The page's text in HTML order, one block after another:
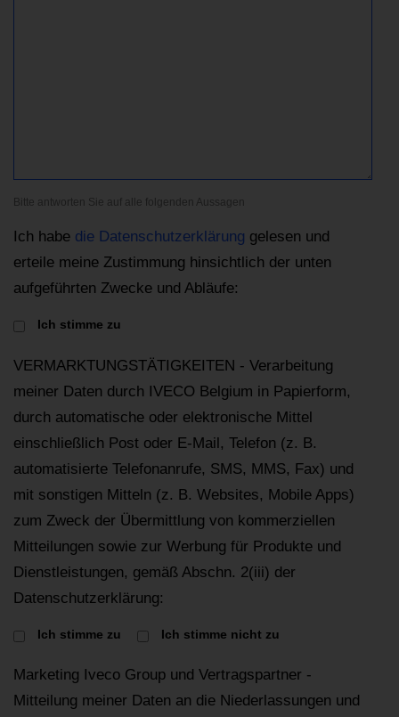
Bitte antworten Sie auf alle folgenden Aussagen
Ich habe die Datenschutzerklärung gelesen und
erteile meine Zustimmung hinsichtlich der unten
aufgeführten Zwecke und Abläufe:
Ich stimme zu
VERMARKTUNGSTÄTIGKEITEN - Verarbeitung
meiner Daten durch IVECO Belgium in Papierform,
durch automatische oder elektronische Mittel
einschließlich Post oder E-Mail, Telefon (z. B.
automatisierte Telefonanrufe, SMS, MMS, Fax) und
mit sonstigen Mitteln (z. B. Websites, Mobile Apps)
zum Zweck der Übermittlung von kommerziellen
Mitteilungen sowie zur Werbung für Produkte und
Dienstleistungen, gemäß Abschn. 2(iii) der
Datenschutzerklärung:
Ich stimme zu Ich stimme nicht zu
Marketing Iveco Group und Vertragspartner -
Mitteilung meiner Daten an die Niederlassungen und